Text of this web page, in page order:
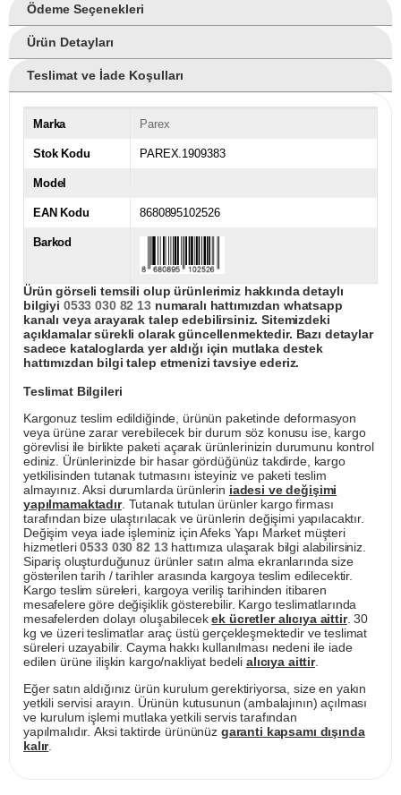
Ödeme Seçenekleri
Ürün Detayları
Teslimat ve İade Koşulları
Marka Parex
Stok Kodu PAREX.1909383
Model
EAN Kodu 8680895102526
Barkod
Ürün görseli temsili olup ürünlerimiz hakkında detaylı
bilgiyi 0533 030 82 13numaralı hattımızdan whatsapp
kanalı veya arayarak talep edebilirsiniz. Sitemizdeki
açıklamalar sürekli olarak güncellenmektedir. Bazı detaylar
sadece kataloglarda yer aldığı için mutlaka destek
hattımızdan bilgi talep etmenizi tavsiye ederiz.
Teslimat Bilgileri
Kargonuz teslim edildiğinde, ürünün paketinde deformasyon
veya ürüne zarar verebilecek bir durum söz konusu ise, kargo
görevlisi ile birlikte paketi açarak ürünlerinizin durumunu kontrol
ediniz. Ürünlerinizde bir hasar gördüğünüz takdirde, kargo
yetkilisinden tutanak tutmasını isteyiniz ve paketi teslim
almayınız. Aksi durumlarda ürünlerin iadesi ve değişimi
yapılmamaktadır. Tutanak tutulan ürünler kargo firması
tarafından bize ulaştırılacak ve ürünlerin değişimi yapılacaktır.
Değişim veya iade işleminiz için Afeks Yapı Market müşteri
hizmetleri0533 030 82 13hattımıza ulaşarak bilgi alabilirsiniz.
Sipariş oluşturduğunuz ürünler satın alma ekranlarında size
gösterilen tarih / tarihler arasında kargoya teslim edilecektir.
Kargo teslim süreleri, kargoya veriliş tarihinden itibaren
mesafelere göre değişiklik gösterebilir. Kargo teslimatlarında
mesafelerden dolayı oluşabilecekek ücretler alıcıya aittir. 30
kg ve üzeri teslimatlar araç üstü gerçekleşmektedir ve teslimat
süreleri uzayabilir. Cayma hakkı kullanılması nedeni ile iade
edilen ürüne ilişkin kargo/nakliyat bedeli alıcıya aittir.
Eğer satın aldığınız ürün kurulum gerektiriyorsa, size en yakın
yetkili servisi arayın. Ürünün kutusunun (ambalajının) açılması
ve kurulum işlemi mutlaka yetkili servis tarafından
yapılmalıdır. Aksi taktirde ürününüz garanti kapsamı dışında
kalır.